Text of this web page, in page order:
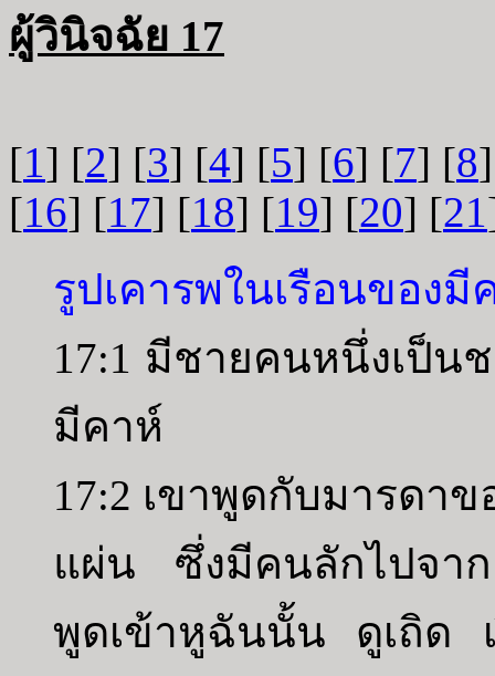
ผู้วินิจฉัย 17
[1] [2] [3] [4] [5] [6] [7] [8
[16] [17] [18] [19] [20] [21
รูปเคารพในเรือนของมี
17:1 มีชายคนหนึ่งเป็น
มีคาห์
17:2 เขาพูดกับมารดาข
แผ่น ซึ่งมีคนลักไปจา
พูดเข้าหูฉันนั้น ดูเถิด